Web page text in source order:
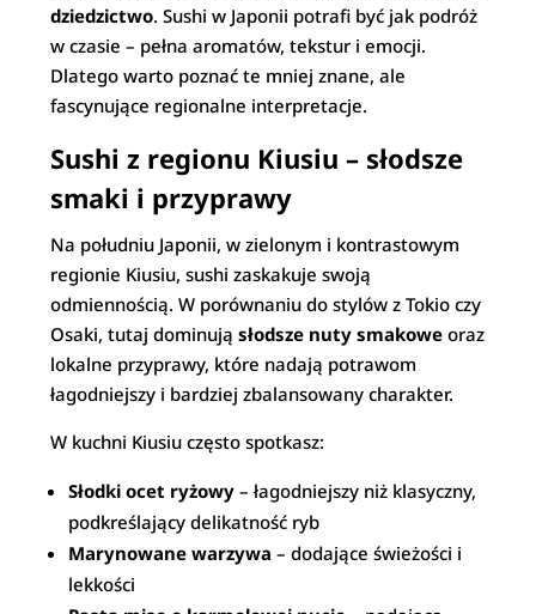
dziedzictwo. Sushi w Japonii potrafi być jak podróż
w czasie – pełna aromatów, tekstur i emocji.
Dlatego warto poznać te mniej znane, ale
fascynujące regionalne interpretacje.
Sushi z regionu Kiusiu – słodsze
smaki i przyprawy
Na południu Japonii, w zielonym i kontrastowym
regionie Kiusiu, sushi zaskakuje swoją
odmiennością. W porównaniu do stylów z Tokio czy
Osaki, tutaj dominująsłodsze nuty smakowe oraz
lokalne przyprawy, które nadają potrawom
łagodniejszy i bardziej zbalansowany charakter.
W kuchni Kiusiu często spotkasz:
Słodki ocet ryżowy – łagodniejszy niż klasyczny,
podkreślający delikatność ryb
Marynowane warzywa – dodające świeżości i
lekkości